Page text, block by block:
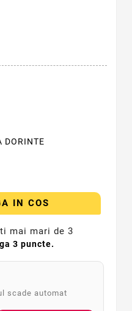
DORINTE
IN COS
mai mari de 3
3 puncte.
scade automat